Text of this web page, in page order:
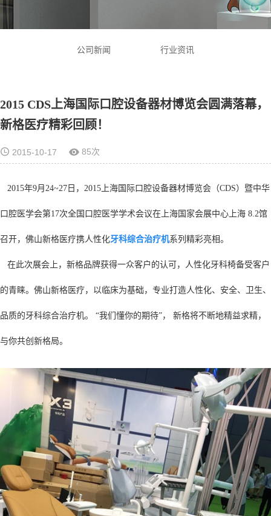
公司新闻 行业资讯
2015 CDS上海国际口腔设备器材博览会圆满落幕，
新格医疗精彩回顾！
2015-10-17 85次
2015年9月24~27日，2015上海国际口腔设备器材博览会（CDS）暨中华
口腔医学会第17次全国口腔医学学术会议在上海国家会展中心上海 8.2馆
召开，佛山新格医疗携人性化牙科综合治疗机系列精彩亮相。
在此次展会上，新格品牌获得一众客户的认可，人性化牙科椅备受客户
的青睐。佛山新格医疗，以临床为基础，专业打造人性化、安全、卫生、
品质的牙科综合治疗机。 “我们懂你的期待”， 新格将不断地精益求精，
与你共创新格局。